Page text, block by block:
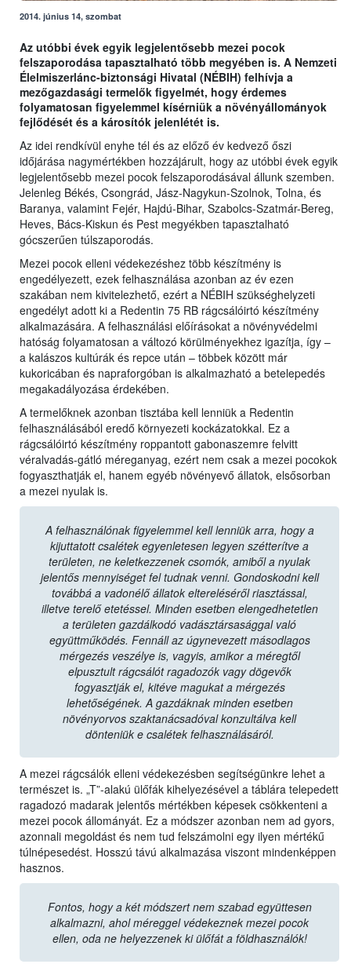
2014. június 14, szombat
Az utóbbi évek egyik legjelentősebb mezei pocok
felszaporodása tapasztalható több megyében is. A Nemzeti
Élelmiszerlánc-biztonsági Hivatal (NÉBIH) felhívja a
mezőgazdasági termelők figyelmét, hogy érdemes
folyamatosan figyelemmel kísérniük a növényállományok
fejlődését és a károsítók jelenlétét is.
Az idei rendkívül enyhe tél és az előző év kedvező őszi
időjárása nagymértékben hozzájárult, hogy az utóbbi évek egyik
legjelentősebb mezei pocok felszaporodásával állunk szemben.
Jelenleg Békés, Csongrád, Jász-Nagykun-Szolnok, Tolna, és
Baranya, valamint Fejér, Hajdú-Bihar, Szabolcs-Szatmár-Bereg,
Heves, Bács-Kiskun és Pest megyékben tapasztalható
gócszerűen túlszaporodás.
Mezei pocok elleni védekezéshez több készítmény is
engedélyezett, ezek felhasználása azonban az év ezen
szakában nem kivitelezhető, ezért a NÉBIH szükséghelyzeti
engedélyt adott ki a Redentin 75 RB rágcsálóirtó készítmény
alkalmazására. A felhasználási előírásokat a növényvédelmi
hatóság folyamatosan a változó körülményekhez igazítja, így –
a kalászos kultúrák és repce után – többek között már
kukoricában és napraforgóban is alkalmazható a betelepedés
megakadályozása érdekében.
A termelőknek azonban tisztába kell lenniük a Redentin
felhasználásából eredő környezeti kockázatokkal. Ez a
rágcsálóirtó készítmény roppantott gabonaszemre felvitt
véralvadás-gátló méreganyag, ezért nem csak a mezei pocokok
fogyaszthatják el, hanem egyéb növényevő állatok, elsősorban
a mezei nyulak is.
A felhasználónak figyelemmel kell lenniük arra, hogy a
kijuttatott csalétek egyenletesen legyen szétterítve a
területen, ne keletkezzenek csomók, amiből a nyulak
jelentős mennyiséget fel tudnak venni. Gondoskodni kell
továbbá a vadonélő állatok eltereléséről riasztással,
illetve terelő etetéssel. Minden esetben elengedhetetlen
a területen gazdálkodó vadásztársasággal való
együttműködés. Fennáll az úgynevezett másodlagos
mérgezés veszélye is, vagyis, amikor a méregtől
elpusztult rágcsálót ragadozók vagy dögevők
fogyasztják el, kitéve magukat a mérgezés
lehetőségének. A gazdáknak minden esetben
növényorvos szaktanácsadóval konzultálva kell
dönteniük e csalétek felhasználásáról.
A mezei rágcsálók elleni védekezésben segítségünkre lehet a
természet is. „T”-alakú ülőfák kihelyezésével a táblára telepedett
ragadozó madarak jelentős mértékben képesek csökkenteni a
mezei pocok állományát. Ez a módszer azonban nem ad gyors,
azonnali megoldást és nem tud felszámolni egy ilyen mértékű
túlnépesedést. Hosszú távú alkalmazása viszont mindenképpen
hasznos.
Fontos, hogy a két módszert nem szabad együttesen
alkalmazni, ahol méreggel védekeznek mezei pocok
ellen, oda ne helyezzenek ki ülőfát a földhasználók!